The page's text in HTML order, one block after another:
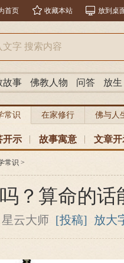
首页 收藏本站 放到桌
故事 佛教人物 问答 放生
常识 在家修行 佛与人
开示 故事寓意 文章开
常识 >
？算命的话
云大师 [投稿] 放大